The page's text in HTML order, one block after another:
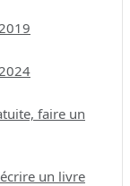
faire un
un livre